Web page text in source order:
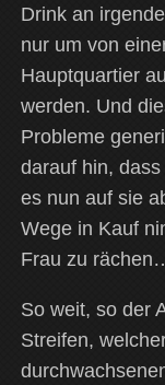
Drink an
nur um von
Hauptquartier
werden. Und
Probleme
darauf hin,
es nun auf sie
Wege in Kauf
Frau zu
So weit, so der
Streifen,